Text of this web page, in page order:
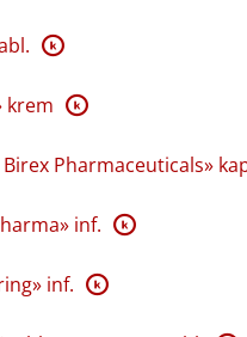
K
krem K
Pharmaceuticals»
inf. K
inf. K